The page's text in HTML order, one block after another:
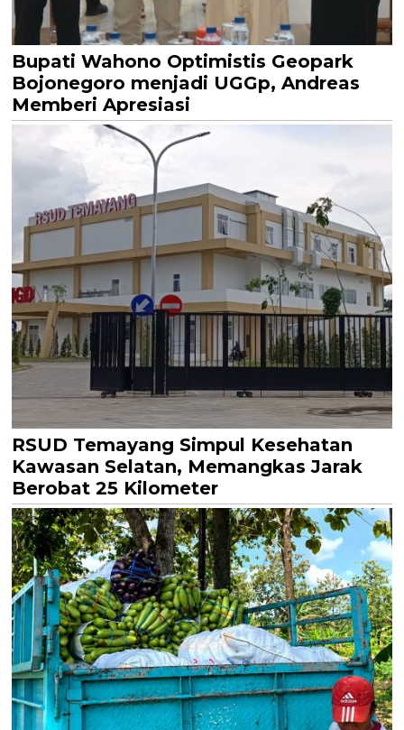
Bupati Wahono Optimistis Geopark
Bojonegoro menjadi UGGp, Andreas
Memberi Apresiasi
RSUD Temayang Simpul Kesehatan
Kawasan Selatan, Memangkas Jarak
Berobat 25 Kilometer